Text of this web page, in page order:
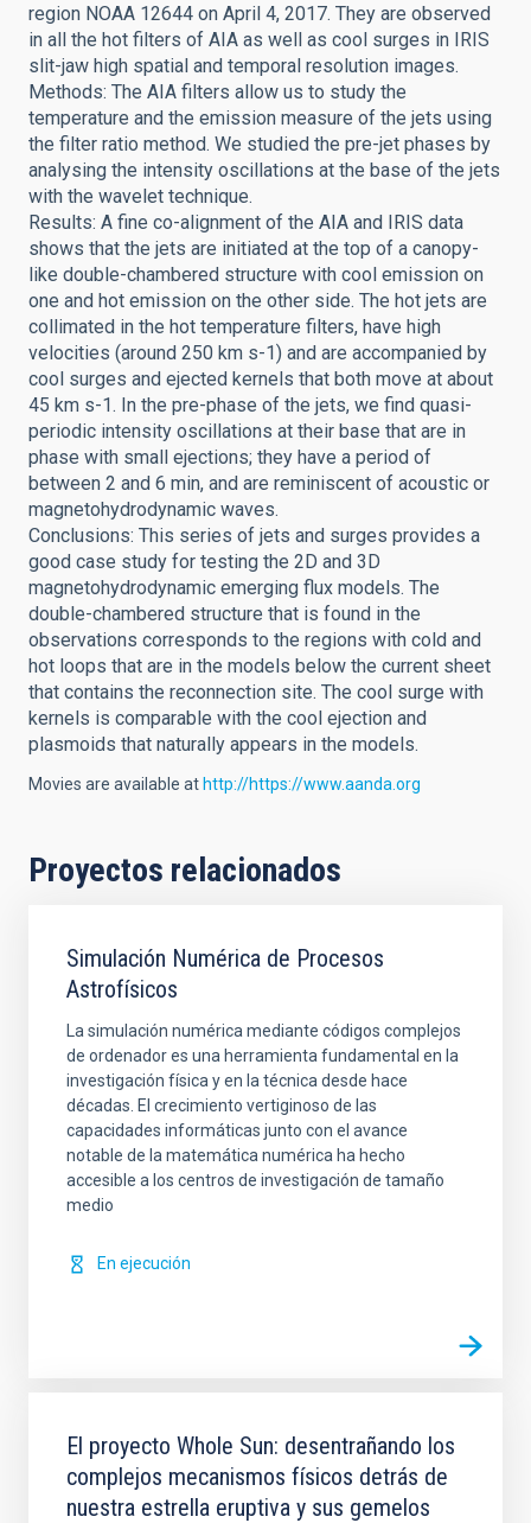
region NOAA 12644 on April 4, 2017. They are observed
in all the hot filters of AIA as well as cool surges in IRIS
slit-jaw high spatial and temporal resolution images.
Methods: The AIA filters allow us to study the
temperature and the emission measure of the jets using
the filter ratio method. We studied the pre-jet phases by
analysing the intensity oscillations at the base of the jets
with the wavelet technique.
Results: A fine co-alignment of the AIA and IRIS data
shows that the jets are initiated at the top of a canopy-
like double-chambered structure with cool emission on
one and hot emission on the other side. The hot jets are
collimated in the hot temperature filters, have high
velocities (around 250 km s-1) and are accompanied by
cool surges and ejected kernels that both move at about
45 km s-1. In the pre-phase of the jets, we find quasi-
periodic intensity oscillations at their base that are in
phase with small ejections; they have a period of
between 2 and 6 min, and are reminiscent of acoustic or
magnetohydrodynamic waves.
Conclusions: This series of jets and surges provides a
good case study for testing the 2D and 3D
magnetohydrodynamic emerging flux models. The
double-chambered structure that is found in the
observations corresponds to the regions with cold and
hot loops that are in the models below the current sheet
that contains the reconnection site. The cool surge with
kernels is comparable with the cool ejection and
plasmoids that naturally appears in the models.
Movies are available at http://https://www.aanda.org
Proyectos relacionados
Simulación Numérica de Procesos
Astrofísicos
La simulación numérica mediante códigos complejos
de ordenador es una herramienta fundamental en la
investigación física y en la técnica desde hace
décadas. El crecimiento vertiginoso de las
capacidades informáticas junto con el avance
notable de la matemática numérica ha hecho
accesible a los centros de investigación de tamaño
medio
En ejecución
El proyecto Whole Sun: desentrañando los
complejos mecanismos físicos detrás de
nuestra estrella eruptiva y sus gemelos